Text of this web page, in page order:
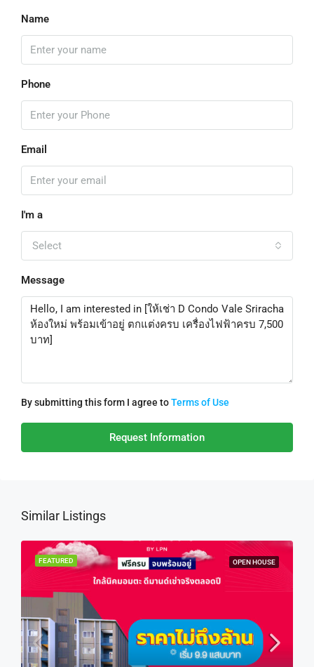
Name
Phone
Email
I'm a
Select
Message
By submitting this form I agree toTerms of Use
Request Information
Similar Listings
FEATURED OPEN HOUSE